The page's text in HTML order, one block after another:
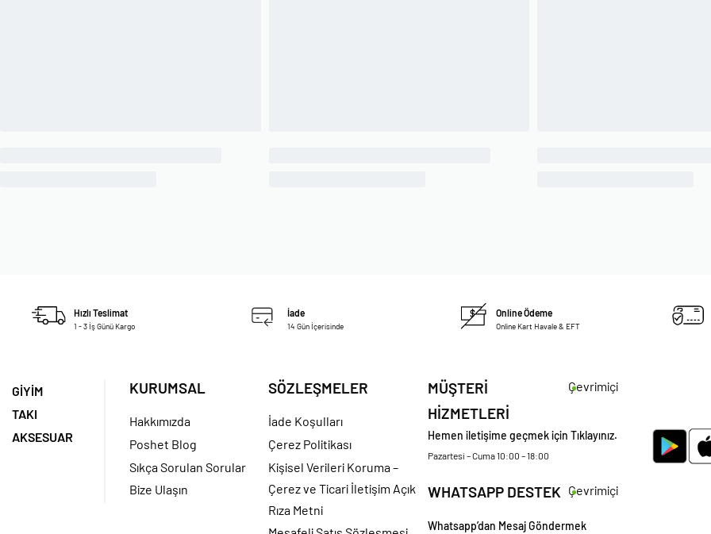
Hızlı Teslimat
1 - 3 İş Günü Kargo
İade
14 Gün İçerisinde
Online Ödeme
Online Kart Havale & EFT
GİYİM
TAKI
AKSESUAR
KURUMSAL
Hakkımızda
Poshet Blog
Sıkça Sorulan Sorular
Bize Ulaşın
SÖZLEŞMELER
İade Koşulları
Çerez Politikası
Kişisel Verileri Koruma –
Çerez ve Ticari İletişim Açık
Rıza Metni
MÜŞTERİ
HİZMETLERİ
Çevrimiçi
Hemen iletişime geçmek için Tıklayınız.
Pazartesi – Cuma 10:00 – 18:00
WHATSAPP DESTEK Çevrimiçi
Whatsapp’dan Mesaj Göndermek